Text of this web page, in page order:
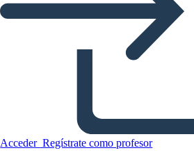
Acceder Regístrate como profesor